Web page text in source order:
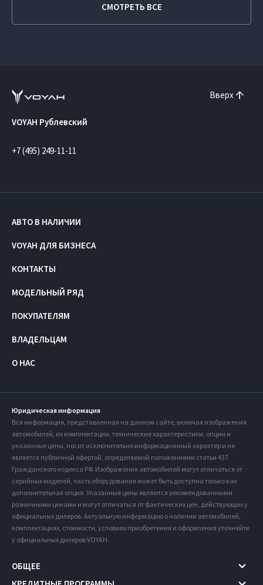
СМОТРЕТЬ ВСЕ
Вверх
VOYAH Рублевский
+7 (495) 249-11-11
АВТО В НАЛИЧИИ
VOYAH ДЛЯ БИЗНЕСА
КОНТАКТЫ
МОДЕЛЬНЫЙ РЯД
ПОКУПАТЕЛЯМ
ВЛАДЕЛЬЦАМ
О НАС
Юридическая информация
Вся информация, представленная на данном сайте, включая изображения
автомобилей, их комплектации, технические характеристики, опции и
указанные цены, носит исключительно информационный характер и не
является публичной офертой, определяемой положениями статьи 437
Гражданского кодекса РФ. Изображения автомобилей могут отличаться от
серийных моделей, часть оборудования может быть доступна только как
дополнительная опция. Указанные цены являются рекомендованными
розничными ценами и могут отличаться от фактических цен, действующих у
официальных дилеров. Актуальную информацию о наличии автомобилей,
комплектациях, стоимости, условиях приобретения и оформления уточняйте
у официальных дилеров VOYAH.
ОБЩЕЕ